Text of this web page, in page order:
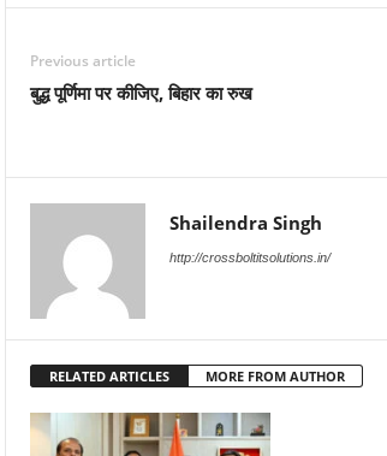
Previous article
बुद्ध पूर्णिमा पर कीजिए, बिहार का रुख
Shailendra Singh
http://crossboltitsolutions.in/
RELATED ARTICLES MORE FROM AUTHOR